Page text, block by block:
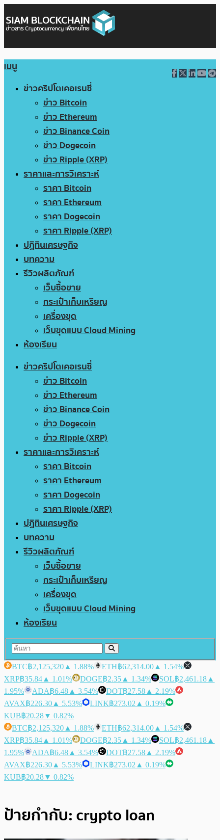
เมนู
ข่าวคริปโตเคอเรนซี่
ข่าว Bitcoin
ข่าว Ethereum
ข่าว Binance Coin
ข่าว Dogecoin
ข่าว Ripple (XRP)
ราคาและการวิเคราะห์
ราคา Bitcoin
ราคา Ethereum
ราคา Dogecoin
ราคา Ripple (XRP)
ปฏิทินเศรษฐกิจ
บทความ
รีวิวผลิตภัณฑ์
เว็บซื้อขาย
กระเป๋าเก็บเหรียญ
เครื่องขุด
เว็บขุดแบบ Cloud Mining
ห้องเรียน
ข่าวคริปโตเคอเรนซี่
ข่าว Bitcoin
ข่าว Ethereum
ข่าว Binance Coin
ข่าว Dogecoin
ข่าว Ripple (XRP)
ราคาและการวิเคราะห์
ราคา Bitcoin
ราคา Ethereum
ราคา Dogecoin
ราคา Ripple (XRP)
ปฏิทินเศรษฐกิจ
บทความ
รีวิวผลิตภัณฑ์
เว็บซื้อขาย
กระเป๋าเก็บเหรียญ
เครื่องขุด
เว็บขุดแบบ Cloud Mining
ห้องเรียน
BTC฿2,125,320 ▲ 1.88% ETH฿62,314.00 ▲ 1.54%
XRP฿35.84 ▲ 1.01% DOGE฿2.35 ▲ 1.34% SOL฿2,461.18 ▲
1.95%
ADA฿6.48 ▲ 3.54% DOT฿27.58 ▲ 2.19%
AVAX฿226.30 ▲ 5.53% LINK฿273.02 ▲ 0.19%
KUB฿20.28▼ 0.82%
BTC฿2,125,320 ▲ 1.88% ETH฿62,314.00 ▲ 1.54%
XRP฿35.84 ▲ 1.01% DOGE฿2.35 ▲ 1.34% SOL฿2,461.18 ▲
1.95%
ADA฿6.48 ▲ 3.54% DOT฿27.58 ▲ 2.19%
AVAX฿226.30 ▲ 5.53% LINK฿273.02 ▲ 0.19%
KUB฿20.28▼ 0.82%
ป้ายกำกับ: crypto loan